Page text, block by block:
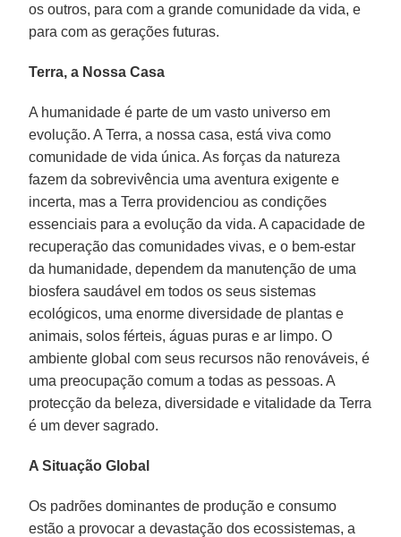
os outros, para com a grande comunidade da vida, e
para com as gerações futuras.
Terra, a Nossa Casa
A humanidade é parte de um vasto universo em
evolução. A Terra, a nossa casa, está viva como
comunidade de vida única. As forças da natureza
fazem da sobrevivência uma aventura exigente e
incerta, mas a Terra providenciou as condições
essenciais para a evolução da vida. A capacidade de
recuperação das comunidades vivas, e o bem-estar
da humanidade, dependem da manutenção de uma
biosfera saudável em todos os seus sistemas
ecológicos, uma enorme diversidade de plantas e
animais, solos férteis, águas puras e ar limpo. O
ambiente global com seus recursos não renováveis, é
uma preocupação comum a todas as pessoas. A
protecção da beleza, diversidade e vitalidade da Terra
é um dever sagrado.
A Situação Global
Os padrões dominantes de produção e consumo
estão a provocar a devastação dos ecossistemas, a